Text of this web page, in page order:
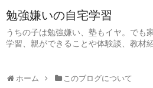
勉強嫌いの自宅学習
うちの子は勉強嫌い、塾もイヤ。でも
学習、親ができることや体験談、教材
ホーム このブログについて